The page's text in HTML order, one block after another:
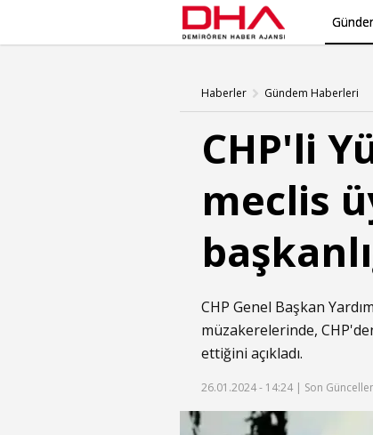
Haberler Gündem Haberleri
CHP'li
meclis
CHP Genel Başkan
müzakerelerinde,
ettiğini açıkladı.
26.01.2024 - 14:24 | Son